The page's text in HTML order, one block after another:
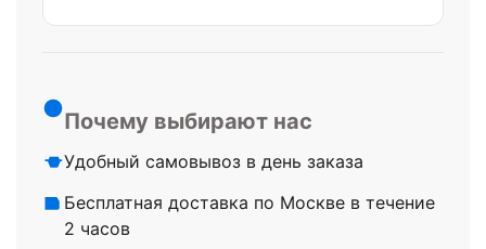
Почему выбирают нас
Удобный самовывоз в день заказа
Бесплатная доставка по Москве в течение
2 часов